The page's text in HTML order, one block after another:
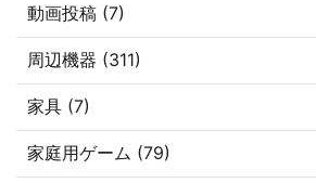
動画投稿 (7)
周辺機器 (311)
家具 (7)
家庭用ゲーム (79)